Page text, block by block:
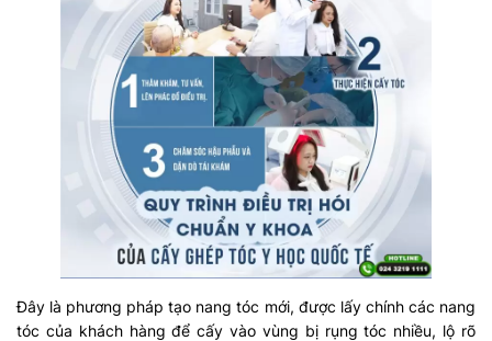
Đây là phương pháp tạo nang tóc mới, được lấy chính các nang
tóc của khách hàng để cấy vào vùng bị rụng tóc nhiều, lộ rõ